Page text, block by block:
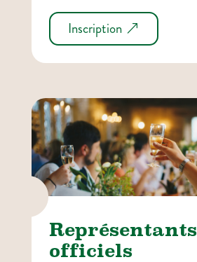
Inscription

Représentants
officiels